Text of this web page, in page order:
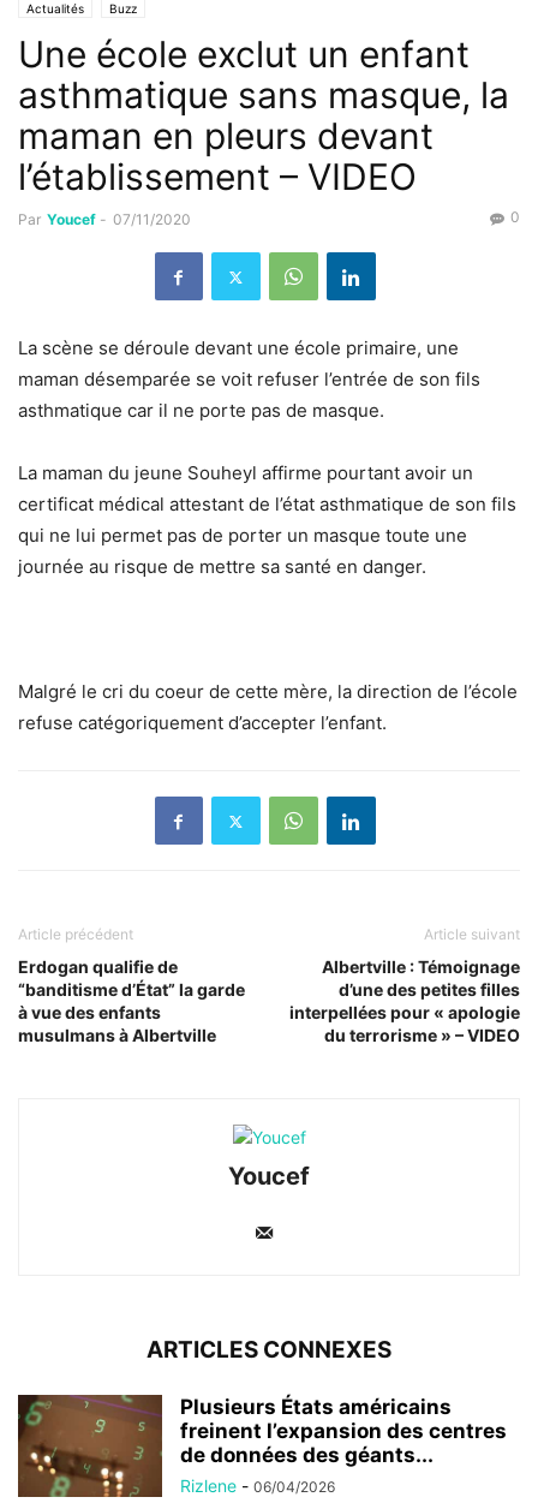
Actualités Buzz
Une école exclut un enfant
asthmatique sans masque, la
maman en pleurs devant
l’établissement – VIDEO
Par Youcef - 07/11/2020 0
La scène se déroule devant une école primaire, une
maman désemparée se voit refuser l’entrée de son fils
asthmatique car il ne porte pas de masque.
La maman du jeune Souheyl affirme pourtant avoir un
certificat médical attestant de l’état asthmatique de son fils
qui ne lui permet pas de porter un masque toute une
journée au risque de mettre sa santé en danger.
Malgré le cri du coeur de cette mère, la direction de l’école
refuse catégoriquement d’accepter l’enfant.
Article précédent
Erdogan qualifie de
“banditisme d’État” la garde
à vue des enfants
musulmans à Albertville
Article suivant
Albertville : Témoignage
d’une des petites filles
interpellées pour « apologie
du terrorisme » – VIDEO
Youcef
ARTICLES CONNEXES
Plusieurs États américains
freinent l’expansion des centres
de données des géants...
Rizlene - 06/04/2026